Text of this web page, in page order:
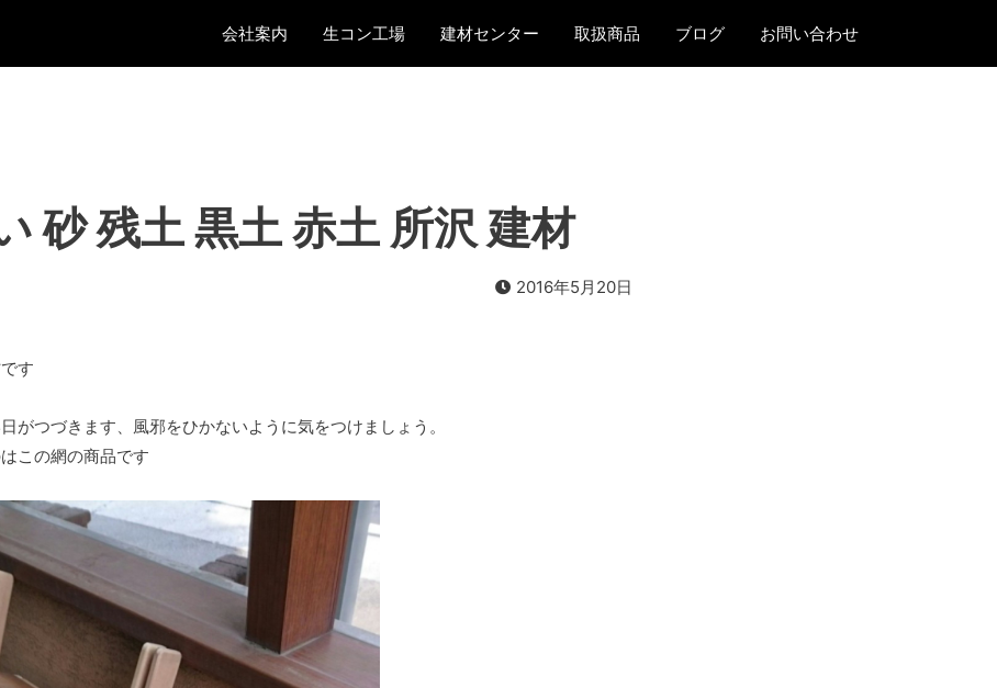
会社案内 生コン工場 建材センター 取扱商品 ブログ お問い合わせ
砂 残土 黒土 赤土 所沢 建材
2016年5月20日
す
がつづきます、風邪をひかないように気をつけましょう。
この網の商品です